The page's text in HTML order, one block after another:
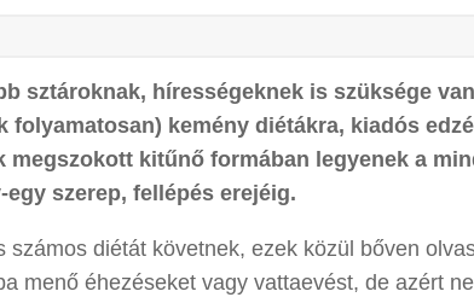
sztároknak, hírességeknek is szüksége
folyamatosan) kemény diétákra, kiadós
megszokott kitűnő formában legyenek a
egy szerep, fellépés erejéig.
számos diétát követnek, ezek közül bőven
menő éhezéseket vagy vattaevést, de azért